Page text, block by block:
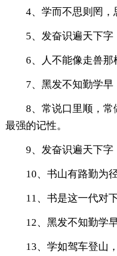
4、学而不思则罔，
5、发奋识遍天下字
6、人不能像走兽那
7、黑发不知勤学早
8、常说口里顺，常
最强的记性。
9、发奋识遍天下字
10、书山有路勤为径
11、书是这一代对下
12、黑发不知勤学早
13、学如驾车登山，